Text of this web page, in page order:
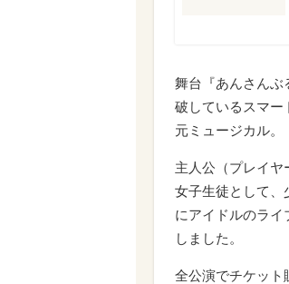
舞台 『あんさん
破しているスマー
元ミュージカル。
主人公（プレイ
女子生徒として、
にアイドルのラ
しました。
全公演でチケット